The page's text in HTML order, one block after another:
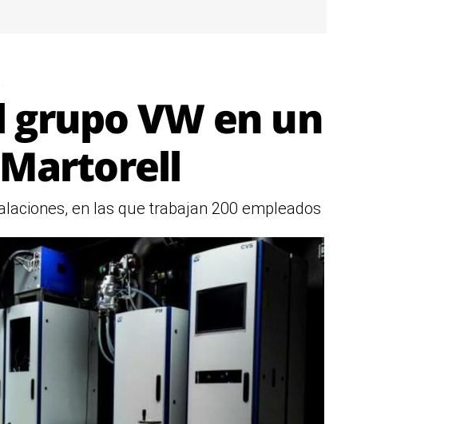
VW en un
en las que trabajan 200 empleados